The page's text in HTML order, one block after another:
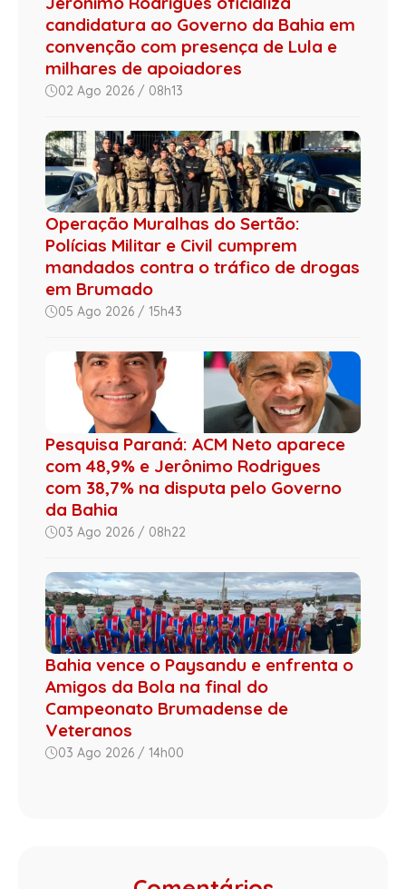
candidatura ao Governo da Bahia em
convenção com presença de Lula e
milhares de apoiadores
02 Ago 2026 / 08h13
Operação Muralhas do Sertão:
Polícias Militar e Civil cumprem
mandados contra o tráfico de drogas
em Brumado
05 Ago 2026 / 15h43
Pesquisa Paraná: ACM Neto aparece
com 48,9% e Jerônimo Rodrigues
com 38,7% na disputa pelo Governo
da Bahia
03 Ago 2026 / 08h22
Bahia vence o Paysandu e enfrenta o
Amigos da Bola na final do
Campeonato Brumadense de
Veteranos
03 Ago 2026 / 14h00